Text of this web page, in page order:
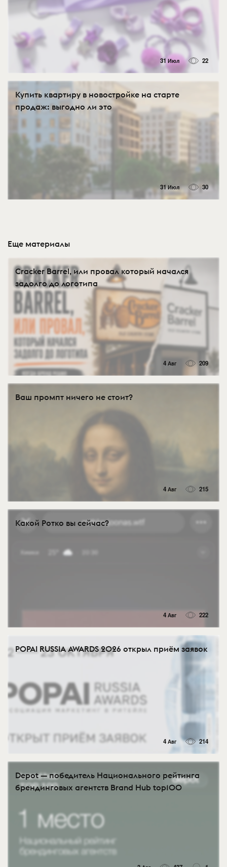
31 Июл 22
Купить квартиру в новостройке на старте
продаж: выгодно ли это
31 Июл 30
Еще материалы
Cracker Barrel, или провал который начался
задолго до логотипа
4 Авг 209
Ваш промпт ничего не стоит?
4 Авг 215
Какой Ротко вы сейчас?
4 Авг 222
POPAI RUSSIA AWARDS 2026 открыл приём заявок
4 Авг 214
Depot — победитель Национального рейтинга
брендинговых агентств Brand Hub top100